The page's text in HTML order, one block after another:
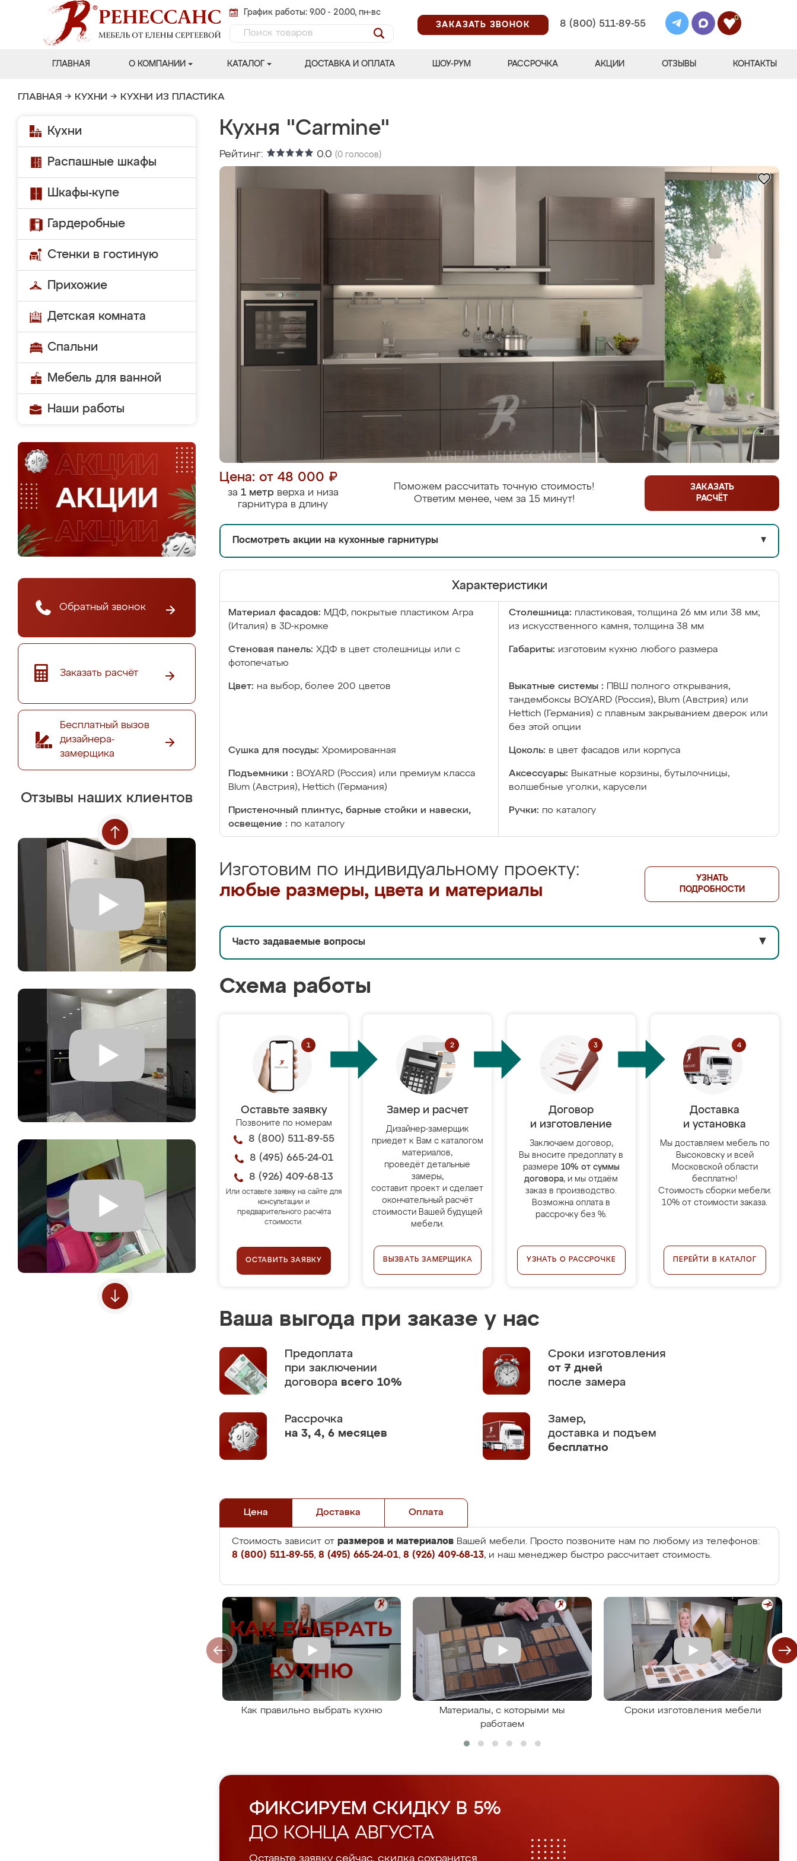
График работы: 9.00 - 20.00, пн-вс
ЗАКАЗАТЬ ЗВОНОК
8 (800) 511-89-55
0
ГЛАВНАЯ О КОМПАНИИ КАТАЛОГ ДОСТАВКА И ОПЛАТА ШОУ-РУМ РАССРОЧКА АКЦИИ ОТЗЫВЫ КОНТАКТЫ
ГЛАВНАЯ → КУХНИ → КУХНИ ИЗ ПЛАСТИКА
Кухни
Распашные шкафы
Шкафы-купе
Гардеробные
Стенки в гостиную
Прихожие
Детская комната
Спальни
Мебель для ванной
Наши работы
Обратный звонок
Заказать расчёт
Бесплатный вызов
дизайнера-
замерщика
Отзывы наших клиентов
Кухня "Carmine"
Рейтинг: 0.0 (0 голосов)
Цена: от 48 000 ₽
за 1 метрверха и низа
гарнитура в длину
Поможем рассчитать точную стоимость!
Ответим менее, чем за 15 минут!
ЗАКАЗАТЬ
РАСЧЁТ
Посмотреть акции на кухонные гарнитуры ▼
Характеристики
Материал фасадов: МДФ, покрытые пластиком Arpa
(Италия) в 3D-кромке
Столешница: пластиковая, толщина 26 мм или 38 мм;
из искусственного камня, толщина 38 мм
Стеновая панель: ХДФ в цвет столешницы или с
фотопечатью
Габариты: изготовим кухню любого размера
Цвет: на выбор, более 200 цветов Выкатные системы :
ПВШ полного открывания,
тандембоксы BOYARD (Россия), Blum (Австрия) или
Hettich (Германия) с плавным закрыванием дверок или
без этой опции
Сушка для посуды: Хромированная Цоколь: в цвет фасадов или корпуса
Подъемники : BOYARD (Россия) или премиум класса
Blum (Австрия), Hettich (Германия)
Аксессуары: Выкатные корзины, бутылочницы,
волшебные уголки, карусели
Пристеночный плинтус, барные стойки и навески,
освещение : по каталогу
Ручки: по каталогу
Изготовим по индивидуальному проекту:
любые размеры, цвета и материалы
УЗНАТЬ
ПОДРОБНОСТИ
Часто задаваемые вопросы ▼
Схема работы
Оставьте заявку
Позвоните по номерам
8 (800) 511-89-55
8 (495) 665-24-01
8 (926) 409-68-13
Или оставьте заявку на сайте для
консультации и
предварительного расчёта
стоимости.
ОСТАВИТЬ ЗАЯВКУ
Замер и расчет
Дизайнер-замерщик
приедет к Вам с каталогом
материалов,
проведёт детальные
замеры,
составит проект и сделает
окончательный расчёт
стоимости Вашей будущей
мебели.
ВЫЗВАТЬ ЗАМЕРЩИКА
Договор
и изготовление
Заключаем договор,
Вы вносите предоплату в
размере 10% от суммы
договора, и мы отдаём
заказ в производство.
Возможна оплата в
рассрочку без %.
УЗНАТЬ О РАССРОЧКЕ
Доставка
и установка
Мы доставляем мебель по
Высоковску и всей
Московской области
бесплатно!
Стоимость сборки мебели:
10% от стоимости заказа.
ПЕРЕЙТИ В КАТАЛОГ
Ваша выгода при заказе у нас
Предоплата
при заключении
договора всего 10%
Сроки изготовления
от 7 дней
после замера
Рассрочка
на 3, 4, 6 месяцев
Замер,
доставка и подъем
бесплатно
Цена Доставка Оплата
Стоимость зависит от размеров и материалов Вашей мебели. Просто позвоните нам по любому из телефонов:
8 (800) 511-89-55, 8 (495) 665-24-01, 8 (926) 409-68-13, и наш менеджер быстро рассчитает стоимость.
Как правильно выбрать кухню
Материалы, с которыми мы
работаем
Сроки изготовления мебели
ФИКСИРУЕМ СКИДКУ В 5%
ДО КОНЦА АВГУСТА
Оставьте заявку сейчас, скидка сохранится.